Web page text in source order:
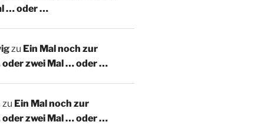
… oder …
zu Ein Mal noch zur
zwei Mal … oder …
zu Ein Mal noch zur
zwei Mal … oder …